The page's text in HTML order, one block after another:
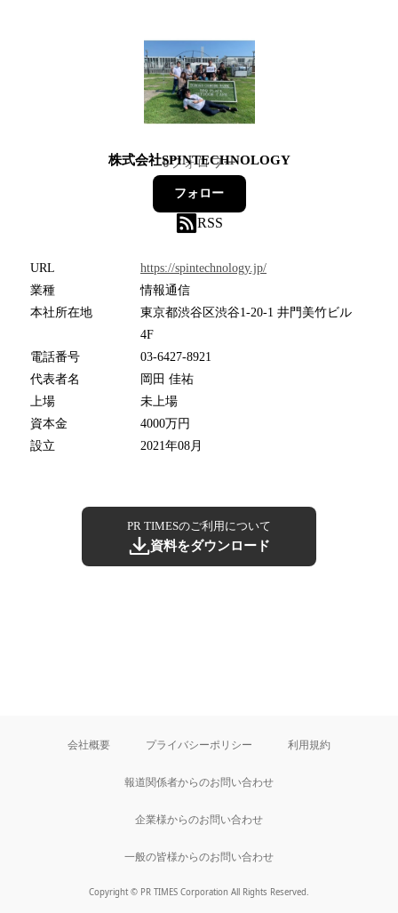
株式会社SPINTECHNOLOGY
0フォロワー
フォロー
RSS
URL
https://spintechnology.jp/
業種
情報通信
本社所在地
東京都渋谷区渋谷1-20-1 井門美竹ビル
4F
電話番号
03-6427-8921
代表者名
岡田 佳祐
上場
未上場
資本金
4000万円
設立
2021年08月
PR TIMESのご利用について
資料をダウンロード
会社概要 プライバシーポリシー 利用規約
報道関係者からのお問い合わせ
企業様からのお問い合わせ
一般の皆様からのお問い合わせ
Copyright © PR TIMES Corporation All Rights Reserved.